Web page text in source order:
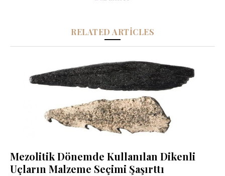
RELATED ARTICLES
Mezolitik Dönemde Kullanılan Dikenli
Uçların Malzeme Seçimi Şaşırttı